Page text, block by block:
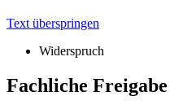
Text überspringen
Widerspruch
Fachliche Freigabe